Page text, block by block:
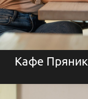
Кафе Пряник